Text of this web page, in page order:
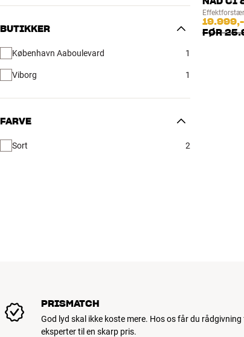
BUTIKKER
København Aaboulevard 1
Viborg 1
FARVE
Sort 2
19.999,-
FØR
PRISMATCH
God lyd skal ikke koste mere. Hos os får du rådgivning
eksperter til en skarp pris.